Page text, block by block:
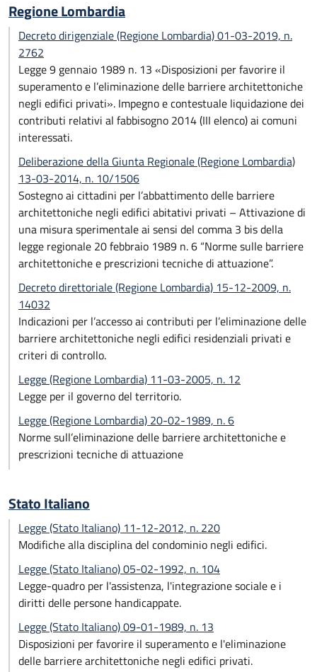
Regione Lombardia
Decreto dirigenziale (Regione Lombardia) 01-03-2019, n.
2762
Legge 9 gennaio 1989 n. 13 «Disposizioni per favorire il
superamento e l’eliminazione delle barriere architettoniche
negli edifici privati». Impegno e contestuale liquidazione dei
contributi relativi al fabbisogno 2014 (III elenco) ai comuni
interessati.
Deliberazione della Giunta Regionale (Regione Lombardia)
13-03-2014, n. 10/1506
Sostegno ai cittadini per l’abbattimento delle barriere
architettoniche negli edifici abitativi privati – Attivazione di
una misura sperimentale ai sensi del comma 3 bis della
legge regionale 20 febbraio 1989 n. 6 “Norme sulle barriere
architettoniche e prescrizioni tecniche di attuazione”.
Decreto direttoriale (Regione Lombardia) 15-12-2009, n.
14032
Indicazioni per l’accesso ai contributi per l’eliminazione delle
barriere architettoniche negli edifici residenziali privati e
criteri di controllo.
Legge (Regione Lombardia) 11-03-2005, n. 12
Legge per il governo del territorio.
Legge (Regione Lombardia) 20-02-1989, n. 6
Norme sull’eliminazione delle barriere architettoniche e
prescrizioni tecniche di attuazione
Stato Italiano
Legge (Stato Italiano) 11-12-2012, n. 220
Modifiche alla disciplina del condominio negli edifici.
Legge (Stato Italiano) 05-02-1992, n. 104
Legge-quadro per l'assistenza, l'integrazione sociale e i
diritti delle persone handicappate.
Legge (Stato Italiano) 09-01-1989, n. 13
Disposizioni per favorire il superamento e l'eliminazione
delle barriere architettoniche negli edifici privati.